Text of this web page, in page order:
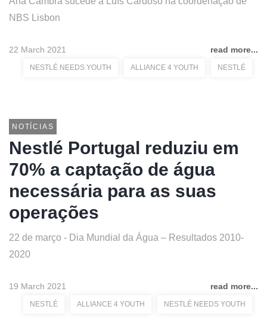
NBS Lisbon
22 March 2021 read more...
NESTLÉ NEEDS YOUTH ALLIANCE 4 YOUTH NESTLÉ
NOTÍCIAS
Nestlé Portugal reduziu em
70% a captação de água
necessária para as suas
operações
22 de março - Dia Mundial da Água – Resultados 2010-
2020
19 March 2021 read more...
NESTLÉ ALLIANCE 4 YOUTH NESTLÉ NEEDS YOUTH